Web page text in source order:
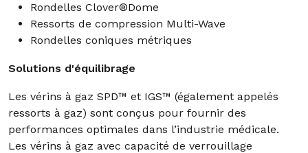
Rondelles Clover®Dome
Ressorts de compression Multi-Wave
Rondelles coniques métriques
Solutions d'équilibrage
Les vérins à gaz SPD™ et IGS™ (également appelés
ressorts à gaz) sont conçus pour fournir des
performances optimales dans l’industrie médicale.
Les vérins à gaz avec capacité de verrouillage